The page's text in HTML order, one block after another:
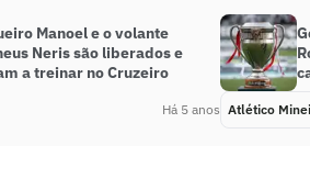
Manoel e o volante
Neris são liberados e
a treinar no Cruzeiro
Há 5 anos Atlético